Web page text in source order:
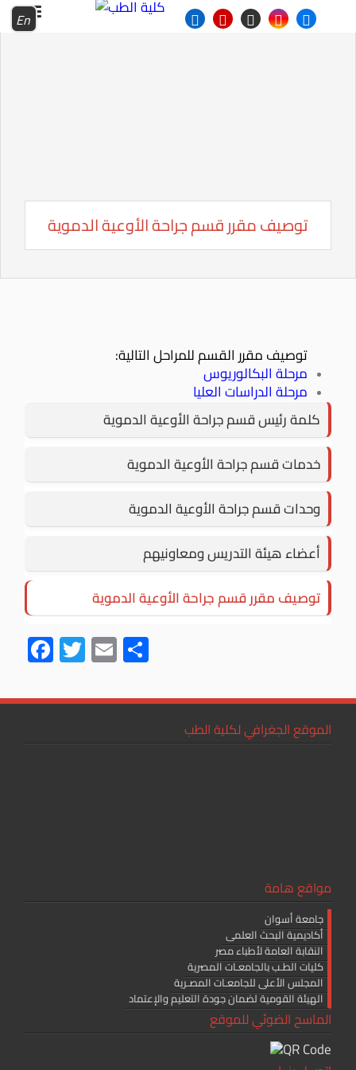
En
توصيف مقرر قسم جراحة الأوعية الدموية
توصيف مقرر القسم للمراحل التالية:
مرحلة البكالوريوس
مرحلة الدراسات العليا
كلمة رئيس قسم جراحة الأوعية الدموية
خدمات قسم جراحة الأوعية الدموية
وحدات قسم جراحة الأوعية الدموية
أعضاء هيئة التدريس ومعاونيهم
توصيف مقرر قسم جراحة الأوعية الدموية
F
ac
e
o
T
wi
tt
E
m
ailar
الموقع الجغرافي لكلية الطب
مواقع هامة
جامعة أسوان
أكاديمية البحث العلمى
النقابة العامة لأطباء مصر
كليات الطـب بالجامعـات المصرية
المجلس الأعلى للجامعـات المصـرية
الهيئة القومية لضمان جودة التعليم والإعتماد
الماسح الضوئي للموقع